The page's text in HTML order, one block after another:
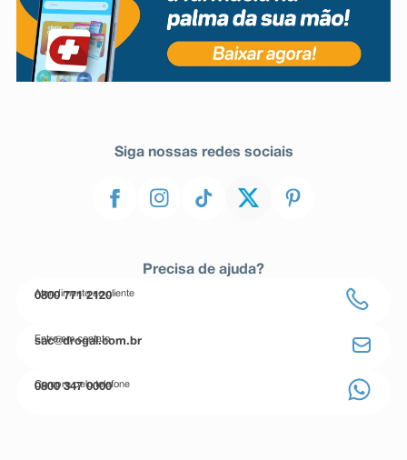
Siga nossas redes sociais
Precisa de ajuda?
Atendimento ao cliente
0800 771 2120
Entre em contato
sac@drogal.com.br
Compre pelo telefone
0800 347 0000